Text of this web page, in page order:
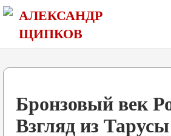
АЛЕКСАНДР
ЩИПКОВ
Бронзовый век
Взгляд из Тарусы